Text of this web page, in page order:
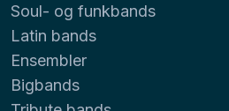
Soul- og funkbands
Latin bands
Ensembler
Bigbands